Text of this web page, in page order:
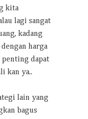
kita
lagi sangat
kadang
harga
penting dapat
kan ya..
lain yang
bagus